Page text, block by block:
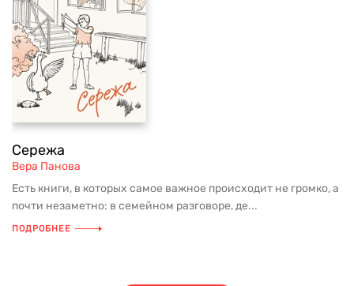
Сережа
Вера Панова
Есть книги, в которых самое важное происходит не громко, а
почти незаметно: в семейном разговоре, де...
ПОДРОБНЕЕ